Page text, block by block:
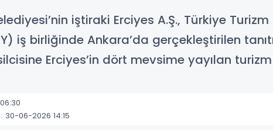
iştiraki Erciyes A.Ş., Türkiye
iş birliğinde Ankara’da gerçekleştirilen
Erciyes’in dört mevsime yayılan turizm
30-06-2026 14:15